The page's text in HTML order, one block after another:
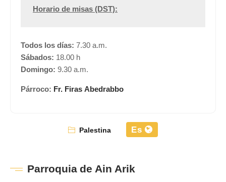
Palestina Es
Parroquia de Ain Arik
Horario de misas (DST):
Todos los días:7.30 a.m.
Sábados:18.00 h
Domingo:9.30 a.m.
Párroco:Fr. Firas Abedrabbo